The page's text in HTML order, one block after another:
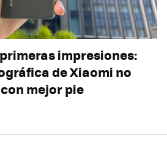
impresiones:
de Xiaomi no
mejor pie